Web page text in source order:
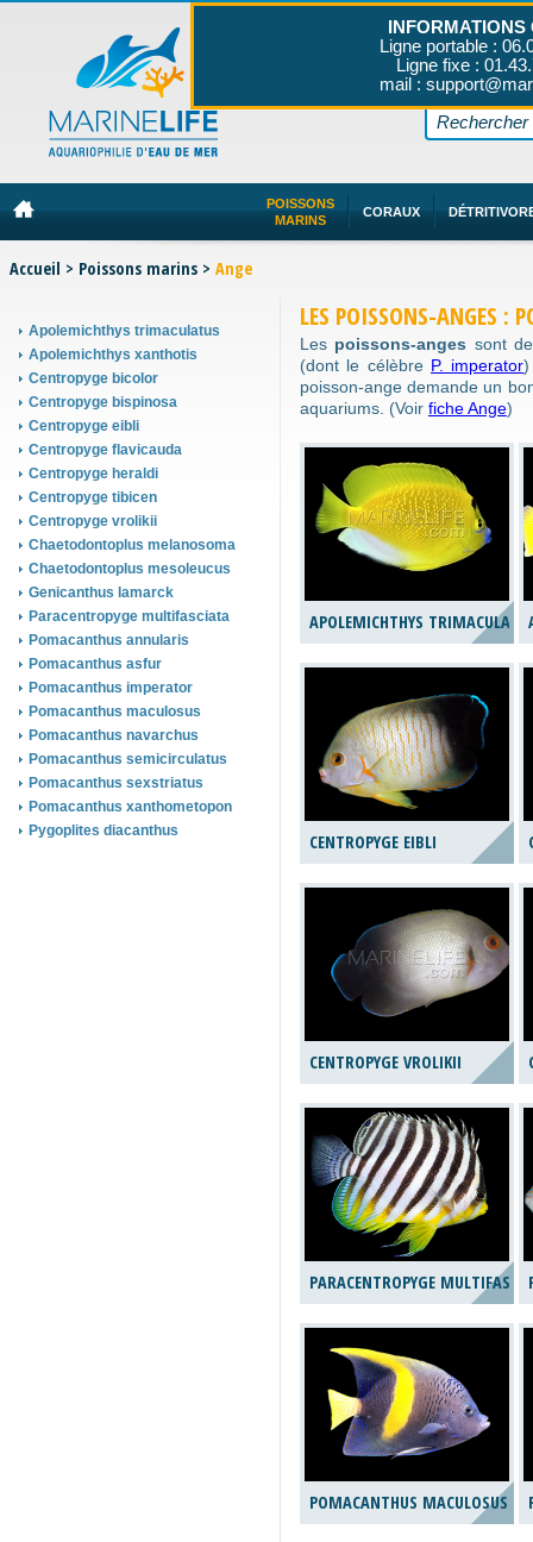
Accueil > Poissons marins > Ange
Apolemichthys trimaculatus
Apolemichthys xanthotis
Centropyge bicolor
Centropyge bispinosa
Centropyge eibli
Centropyge flavicauda
Centropyge heraldi
Centropyge tibicen
Centropyge vrolikii
Chaetodontoplus melanosoma
Chaetodontoplus mesoleucus
Genicanthus lamarck
Paracentropyge multifasciata
Pomacanthus annularis
Pomacanthus asfur
Pomacanthus imperator
Pomacanthus maculosus
Pomacanthus navarchus
Pomacanthus semicirculatus
Pomacanthus sexstriatus
Pomacanthus xanthometopon
Pygoplites diacanthus
LES POISSONS-ANGES :
Les poissons-anges sont
(dont le célèbre P. imperator
poisson-ange demande un
aquariums. (Voir fiche Ange)
APOLEMICHTHYS
CENTROPYGE EIBLI
CENTROPYGE VROLIKII
PARACENTROPYGE
POMACANTHUS MACULOSUS
POISSONS
MARINS
CORAUX
INFORMATIONS
Ligne portable :
Ligne fixe :
mail :